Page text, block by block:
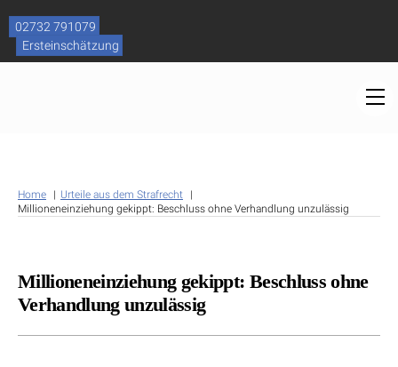
content
02732 791079
Ersteinschätzung
Home
Urteile aus dem Strafrecht
Millioneneinziehung gekippt: Beschluss ohne Verhandlung unzulässig
Millioneneinziehung gekippt: Beschluss ohne
Verhandlung unzulässig